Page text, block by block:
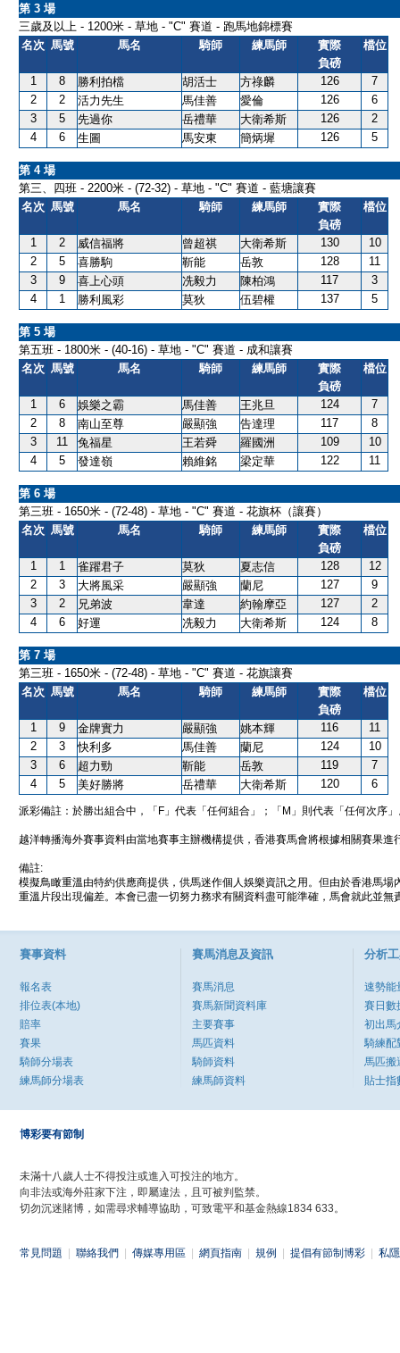
第 3 場
三歲及以上 - 1200米 - 草地 - "C" 賽道 - 跑馬地錦標賽
名次 馬號 馬名 騎師 練馬師
實際
負磅
檔位
1 8 勝利拍檔 胡活士 方祿麟 126
7
2
2 活力先生 馬佳善 愛倫 126
6
3
5 先過你 岳禮華 大衛希斯 126
2
4
6 生圖 馬安東 簡炳墀 126 5
第 4 場
第三、四班 - 2200米 - (72-32) - 草地 - "C" 賽道 - 藍塘讓賽
名次 馬號 馬名 騎師 練馬師
實際
負磅
檔位
1 2 威信福將 曾超祺 大衛希斯 130
10
2
5 喜勝駒 靳能 岳敦 128
11
3
9 喜上心頭 冼毅力 陳柏鴻 117
3
4
1 勝利風彩 莫狄 伍碧權 137 5
第 5 場
第五班 - 1800米 - (40-16) - 草地 - "C" 賽道 - 成和讓賽
名次 馬號 馬名 騎師 練馬師
實際
負磅
檔位
1 6 娛樂之霸 馬佳善 王兆旦 124
7
2
8 南山至尊 嚴顯強 告達理 117
8
3
11 兔福星 王若舜 羅國洲 109
10
4
5 發達嶺 賴維銘 梁定華 122 11
第 6 場
第三班 - 1650米 - (72-48) - 草地 - "C" 賽道 - 花旗杯（讓賽）
名次 馬號 馬名 騎師 練馬師
實際
負磅
檔位
1 1 雀躍君子 莫狄 夏志信 128
12
2
3 大將風采 嚴顯強 蘭尼 127
9
3
2 兄弟波 韋達 約翰摩亞 127
2
4
6 好運 冼毅力 大衛希斯 124 8
第 7 場
第三班 - 1650米 - (72-48) - 草地 - "C" 賽道 - 花旗讓賽
名次 馬號 馬名 騎師 練馬師
實際
負磅
檔位
1 9 金牌實力 嚴顯強 姚本輝 116
11
2
3 快利多 馬佳善 蘭尼 124
10
3
6 超力勁 靳能 岳敦 119
7
4
5 美好勝將 岳禮華 大衛希斯 120 6
派彩備註：於勝出組合中，「F」代表「任何組合」；「M」則代表「任何次序
越洋轉播海外賽事資料由當地賽事主辦機構提供，香港賽馬會將根據相關賽果進
備註:
模擬鳥瞰重溫由特約供應商提供，供馬迷作個人娛樂資訊之用。但由於香港馬
重溫片段出現偏差。本會已盡一切努力務求有關資料盡可能準確，馬會就此並
賽事資料
報名表
排位表(本地)
賠率
賽果
騎師分場表
練馬師分場表
賽馬消息及資訊
賽馬消息
賽馬新聞資料庫
主要賽事
馬匹資料
騎師資料
練馬師資料
分析
速勢能
賽日數
初出馬
騎練配
馬匹搬
貼士指
博彩要有節制
未滿十八歲人士不得投注或進入可投注的地方。
向非法或海外莊家下注，即屬違法，且可被判監禁。
切勿沉迷賭博，如需尋求輔導協助，可致電平和基金熱線1834 633。
常見問題 聯絡我們 傳媒專用區 網頁指南 規例 提倡有節制博彩 私